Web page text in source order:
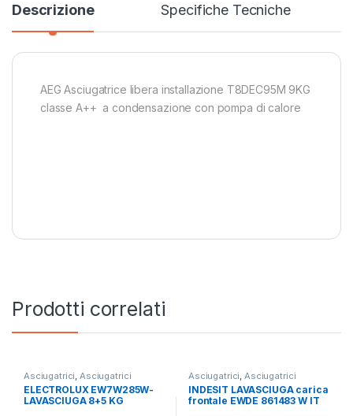
Descrizione Specifiche Tecniche
AEG Asciugatrice libera installazione T8DEC95M 9KG
classe A++ a condensazione con pompa di calore
Prodotti correlati
Asciugatrici Asciugatrici
Standard ,Carico Frontale,
Electrolux,Lavasciuga,Lavatrici
Libera Installazione
ELECTROLUX EW7W285W-
LAVASCIUGA 8+5 KG
Asciugatrici Asciugatrici
Standard,Carico Frontale
Indesit, Lavasciuga,Lavatrici,
Libera Installazione, Libera
INDESIT LAVASCIUGA carica
frontale EWDE 861483 W IT